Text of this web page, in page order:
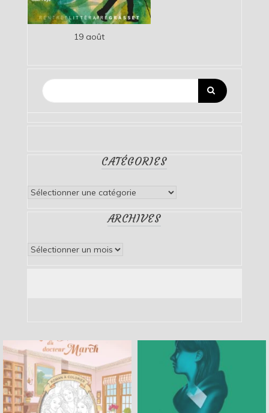
19 août
CATÉGORIES
Catégories
ARCHIVES
Archives